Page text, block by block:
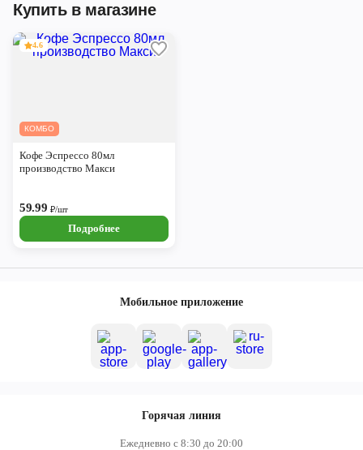
Купить в магазине
КОМБО
4.6
Кофе Эспрессо 80мл
производство Макси
59.99₽/шт
Подробнее
Мобильное приложение
Горячая линия
Ежедневно с 8:30 до 20:00